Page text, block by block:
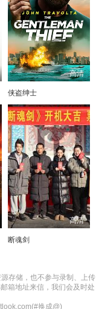
高清
侠盗绅士
高清
断魂剑
存储，也不参与录制、上传
箱地址来信，我们会及时处
换成@)